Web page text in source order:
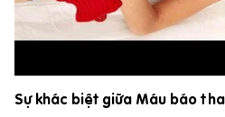
Sự khác biệt giữa Máu báo